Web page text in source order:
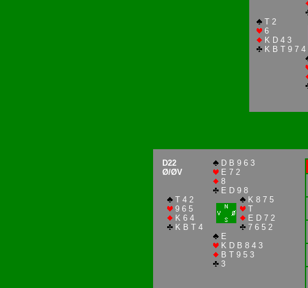
T 2
6
K D 4 3
K B T 9 7 4
D22
Ø/ØV
D B 9 6 3
E 7 2
8
E D 9 8
T 4 2
9 6 5
K 6 4
K B T 4
K 8 7 5
T
E D 7 2
7 6 5 2
E
K D B 8 4 3
B T 9 5 3
3